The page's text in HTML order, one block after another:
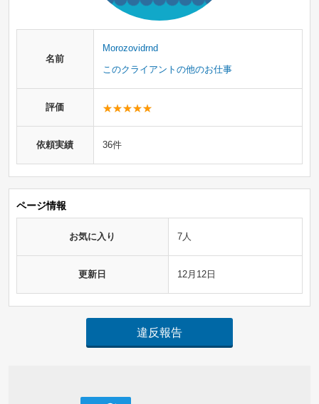
名前
Morozovidrnd
このクライアントの他のお仕事
評価
依頼実績 36件
ページ情報
お気に入り 7人
更新日 12月12日
違反報告